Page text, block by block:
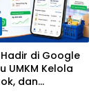
di Google
UMKM Kelola
dan